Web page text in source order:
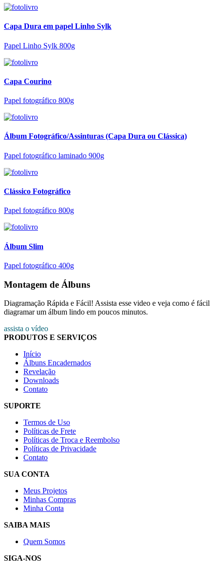
Capa Dura em papel Linho Sylk
Papel Linho Sylk 800g
Capa Courino
Papel fotográfico 800g
Álbum Fotográfico/Assinturas (Capa Dura ou Clássica)
Papel fotográfico laminado 900g
Clássico Fotográfico
Papel fotográfico 800g
Álbum Slim
Papel fotográfico 400g
Montagem de Álbuns
Diagramação Rápida e Fácil! Assista esse video e veja como é fácil
diagramar um álbum lindo em poucos minutos.
assista o vídeo
PRODUTOS E SERVIÇOS
Início
Álbuns Encadernados
Revelação
Downloads
Contato
SUPORTE
Termos de Uso
Políticas de Frete
Políticas de Troca e Reembolso
Políticas de Privacidade
Contato
SUA CONTA
Meus Projetos
Minhas Compras
Minha Conta
SAIBA MAIS
Quem Somos
SIGA-NOS